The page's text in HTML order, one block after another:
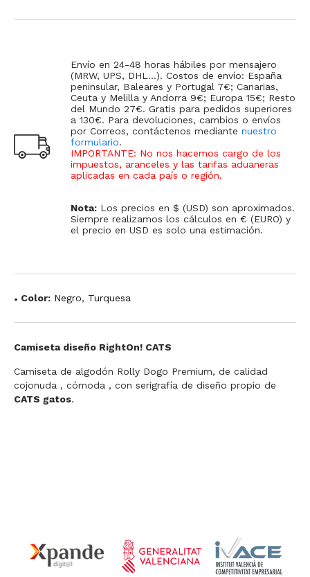
Envío en 24-48 horas hábiles por mensajero
(MRW, UPS, DHL...). Costos de envío: España
peninsular, Baleares y Portugal 7€; Canarias,
Ceuta y Melilla y Andorra 9€; Europa 15€; Resto
del Mundo 27€. Gratis para pedidos superiores
a 130€. Para devoluciones, cambios o envíos
por Correos, contáctenos mediante nuestro
formulario.
IMPORTANTE: No nos hacemos cargo de los
impuestos, aranceles y las tarifas aduaneras
aplicadas en cada país o región.
Nota: Los precios en $ (USD) son aproximados.
Siempre realizamos los cálculos en € (EURO) y
el precio en USD es solo una estimación.
Color: Negro, Turquesa
Camiseta diseño RightOn! CATS
Camiseta de algodón Rolly Dogo Premium, de calidad
cojonuda , cómoda , con serigrafía de diseño propio de
CATS gatos.